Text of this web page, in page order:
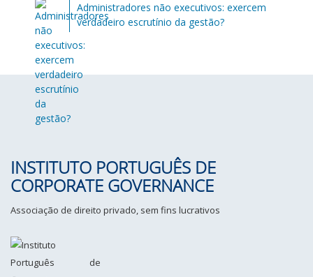
Administradores não executivos: exercem
verdadeiro escrutínio da gestão?
INSTITUTO PORTUGUÊS DE
CORPORATE GOVERNANCE
Associação de direito privado, sem fins lucrativos